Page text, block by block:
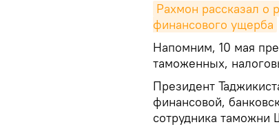
Рахмон рассказал о
финансового ущерба
Напомним, 10 мая
таможенных,
Президент
финансовой,
сотрудника таможни